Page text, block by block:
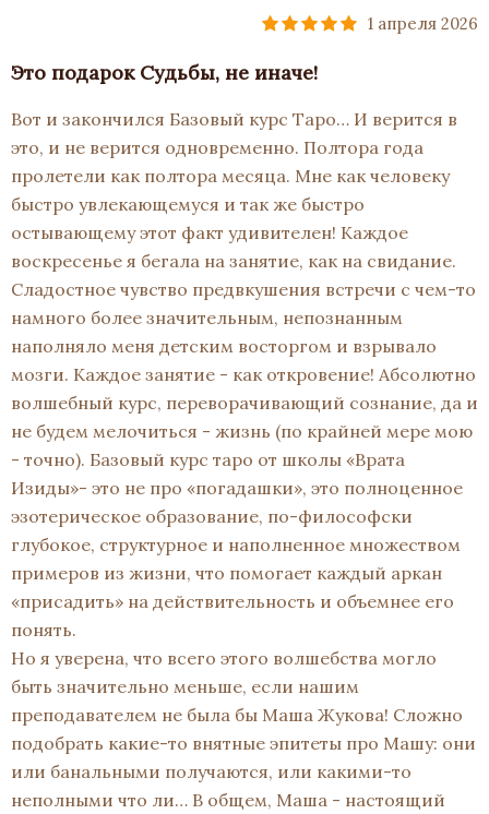
1 апреля 2026
Это подарок Судьбы, не иначе!
Вот и закончился Базовый курс Таро… И верится в
это, и не верится одновременно. Полтора года
пролетели как полтора месяца. Мне как человеку
быстро увлекающемуся и так же быстро
остывающему этот факт удивителен! Каждое
воскресенье я бегала на занятие, как на свидание.
Сладостное чувство предвкушения встречи с чем-то
намного более значительным, непознанным
наполняло меня детским восторгом и взрывало
мозги. Каждое занятие - как откровение! Абсолютно
волшебный курс, переворачивающий сознание, да и
не будем мелочиться - жизнь (по крайней мере мою
- точно). Базовый курс таро от школы «Врата
Изиды»- это не про «погадашки», это полноценное
эзотерическое образование, по-философски
глубокое, структурное и наполненное множеством
примеров из жизни, что помогает каждый аркан
«присадить» на действительность и объемнее его
понять.
Но я уверена, что всего этого волшебства могло
быть значительно меньше, если нашим
преподавателем не была бы Маша Жукова! Сложно
подобрать какие-то внятные эпитеты про Машу: они
или банальными получаются, или какими-то
неполными что ли… В общем, Маша - настоящий